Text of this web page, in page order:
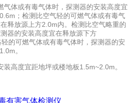
气体或有毒气体时，探测器的安装高度宜
；检测比空气轻的可燃气体或有毒气
释放源上方2.0m内。检测比空气略重的
器的安装高度宜在释放源下方
的可燃气体或有毒气体时，探测器的安
。
高度宜距地坪或楼地板1.5m~2.0m。
有害气体检测仪